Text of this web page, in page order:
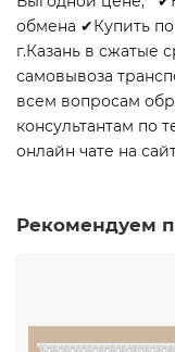
обмена ✔Купить
г.Казань в сжатые
самовывоза
всем вопросам
консультантам по
онлайн чате на
Рекомендуем